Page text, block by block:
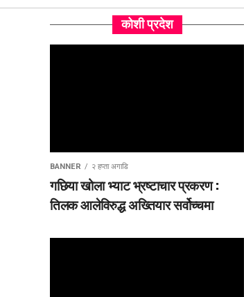
कोशी प्रदेश
BANNER २ हप्ता अगाडि
गछिया खोला भ्याट भ्रष्टाचार प्रकरण :
तिलक आलेविरुद्ध अख्तियार सर्वोच्चमा